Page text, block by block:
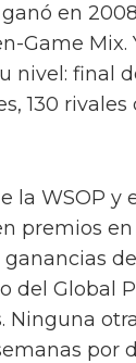
en
Game Mix.
nivel: final
130
la WSOP y
premios
del Global
por